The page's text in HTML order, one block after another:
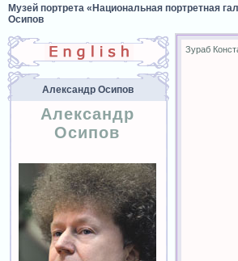
Музей портрета «Национальная портретная
Осипов
Александр Осипов
Александр
Осипов
Зураб